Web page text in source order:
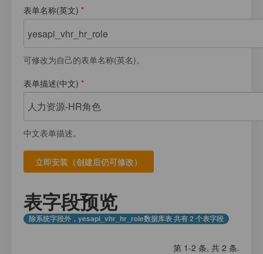
套餐 加流量
登录
接口测试
菜单
图片文件素材库
会员管理
我的数据库
应用计数器
应用元数据
应用集合数据
业务日志
表单名称(英文) *
可修改为自己的表单名称(英名)。
表单描述(中文) *
中文表单描述。
表字段预览
除系统字段外，yesapi_vhr_hr_role数据库表 共有 2 个表字段
第 1-2 条, 共 2 条.